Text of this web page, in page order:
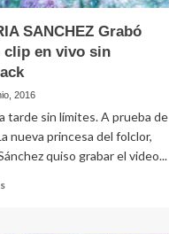
SANCHEZ Grabó
clip en vivo sin
2016
tarde sin límites. A prueba de
nueva princesa del folclor,
quiso grabar el video...